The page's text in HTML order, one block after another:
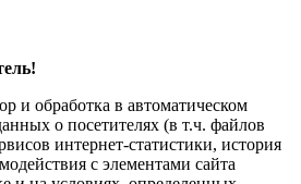
и обработка в автоматическом
о посетителях (в т.ч. файлов
интернет-статистики, история
с элементами сайта